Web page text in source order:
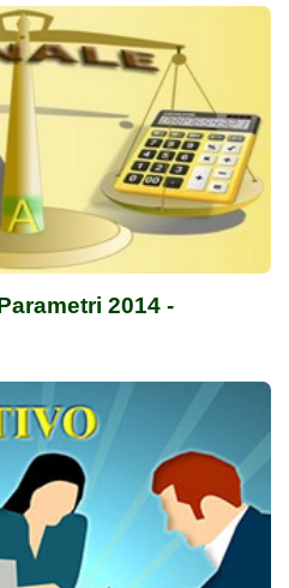
2014 -